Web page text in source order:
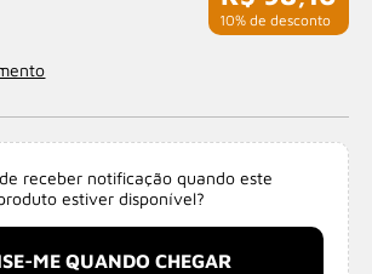
com 10% de desconto
receber notificação quando este
estiver disponível?
ME QUANDO CHEGAR